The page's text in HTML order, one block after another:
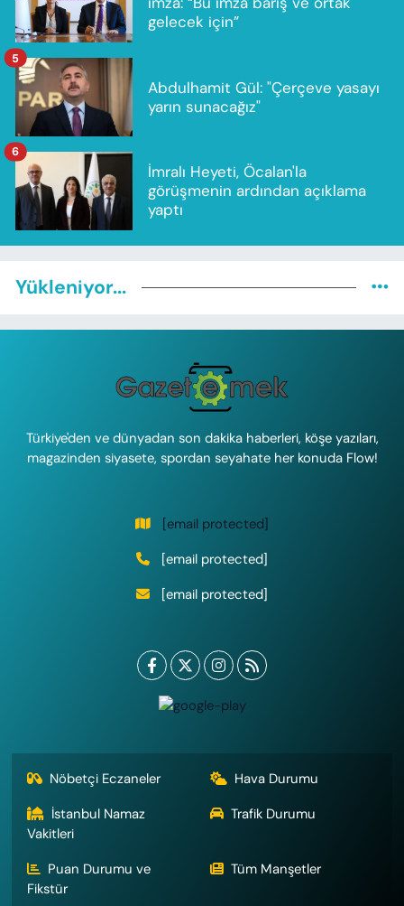
gelecek için”
Abdulhamit Gül: "Çerçeve yasayı
yarın sunacağız"
5
İmralı Heyeti, Öcalan'la
görüşmenin ardından açıklama
yaptı
6
Yükleniyor...
Türkiye'den ve dünyadan son dakika haberleri, köşe yazıları,
magazinden siyasete, spordan seyahate her konuda Flow!
[email protected]
[email protected]
[email protected]
Nöbetçi Eczaneler
Hava Durumu
İstanbul Namaz
Vakitleri
Trafik Durumu
Puan Durumu ve
Fikstür
Tüm Manşetler